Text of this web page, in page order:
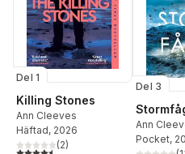
Del 1
Killing Stones
Ann Cleeves
Häftad, 2026
4,5utav 5 stjärnor. Totalt antal
(2)
Del 3
Ann
Pocket,